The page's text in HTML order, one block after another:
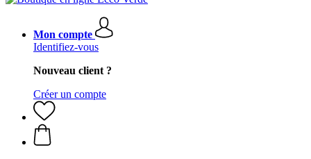
Mon compte
Identifiez-vous
Nouveau client ?
Créer un compte